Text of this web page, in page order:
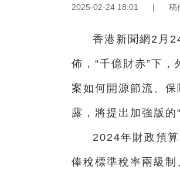
2025-02-24 18:01 | 稿
香港新聞網2月
佈，“千億財赤”下
案如何開源節流、
露，將提出加強版的
2024年財政預
俸稅標準稅率兩級